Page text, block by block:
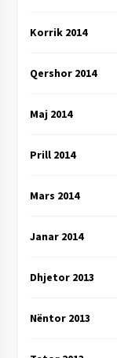
Korrik 2014
Qershor 2014
Maj 2014
Prill 2014
Mars 2014
Janar 2014
Dhjetor 2013
Nëntor 2013